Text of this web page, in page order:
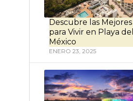
Descubre las
para Vivir en Playa
México
ENERO 23, 2025